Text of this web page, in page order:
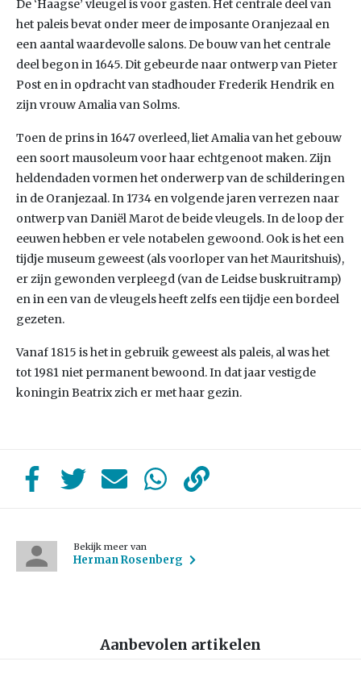
De ‘Haagse’ vleugel is voor gasten. Het centrale deel van
het paleis bevat onder meer de imposante Oranjezaal en
een aantal waardevolle salons. De bouw van het centrale
deel begon in 1645. Dit gebeurde naar ontwerp van Pieter
Post en in opdracht van stadhouder Frederik Hendrik en
zijn vrouw Amalia van Solms.
Toen de prins in 1647 overleed, liet Amalia van het gebouw
een soort mausoleum voor haar echtgenoot maken. Zijn
heldendaden vormen het onderwerp van de schilderingen
in de Oranjezaal. In 1734 en volgende jaren verrezen naar
ontwerp van Daniël Marot de beide vleugels. In de loop der
eeuwen hebben er vele notabelen gewoond. Ook is het een
tijdje museum geweest (als voorloper van het Mauritshuis),
er zijn gewonden verpleegd (van de Leidse buskruitramp)
en in een van de vleugels heeft zelfs een tijdje een bordeel
gezeten.
Vanaf 1815 is het in gebruik geweest als paleis, al was het
tot 1981 niet permanent bewoond. In dat jaar vestigde
koningin Beatrix zich er met haar gezin.
Bekijk meer van
Herman Rosenberg
Aanbevolen artikelen